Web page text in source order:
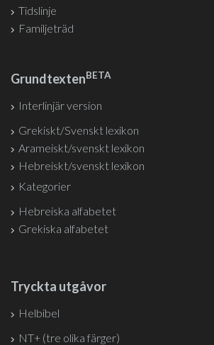
Tidslinje
Familjeträd
GrundtextenBETA
Interlinjär version
Grekiskt/Svenskt lexikon
Arameiskt/svenskt lexikon
Hebreiskt/svenskt lexikon
Kategorier
Hebreiska alfabetet
Grekiska alfabetet
Tryckta utgåvor
Helbibel
NT+ (tre olika färger)